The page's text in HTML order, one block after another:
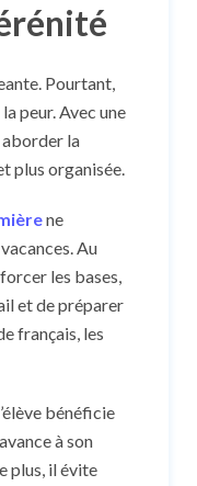
Pourtant,
peur. Avec une
aborder la
plus organisée.
ne
Au
les bases,
et de préparer
français, les
bénéficie
à son
plus, il évite